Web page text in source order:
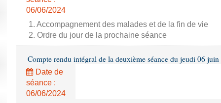
06/06/2024
1. Accompagnement des malades et de la fin de vie
2. Ordre du jour de la prochaine séance
Compte rendu intégral de la deuxième séance du jeudi 06
Date de
séance :
06/06/2024